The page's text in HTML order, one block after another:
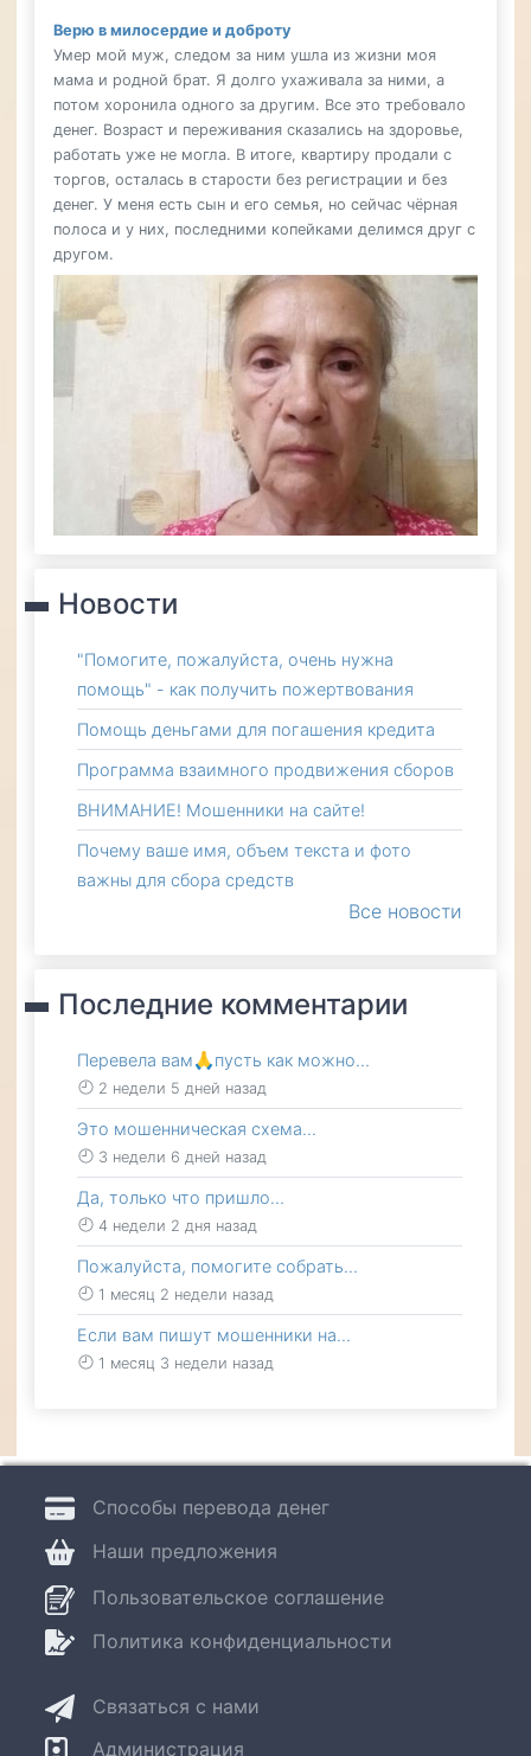
Верю в милосердие и доброту
Умер мой муж, следом за ним ушла из жизни моя
мама и родной брат. Я долго ухаживала за ними, а
потом хоронила одного за другим. Все это требовало
денег. Возраст и переживания сказались на здоровье,
работать уже не могла. В итоге, квартиру продали с
торгов, осталась в старости без регистрации и без
денег. У меня есть сын и его семья, но сейчас чёрная
полоса и у них, последними копейками делимся друг с
другом.
Новости
"Помогите, пожалуйста, очень нужна
помощь" - как получить пожертвования
Помощь деньгами для погашения кредита
Программа взаимного продвижения сборов
ВНИМАНИЕ! Мошенники на сайте!
Почему ваше имя, объем текста и фото
важны для сбора средств
Все новости
Последние комментарии
Перевела вам🙏пусть как можно…
2 недели 5 дней назад
Это мошенническая схема…
3 недели 6 дней назад
Да, только что пришло…
4 недели 2 дня назад
Пожалуйста, помогите собрать…
1 месяц 2 недели назад
Если вам пишут мошенники на…
1 месяц 3 недели назад
Связаться с нами
Администрация
Пользовательское соглашение
Политика конфиденциальности
Способы перевода денег
Наши предложения